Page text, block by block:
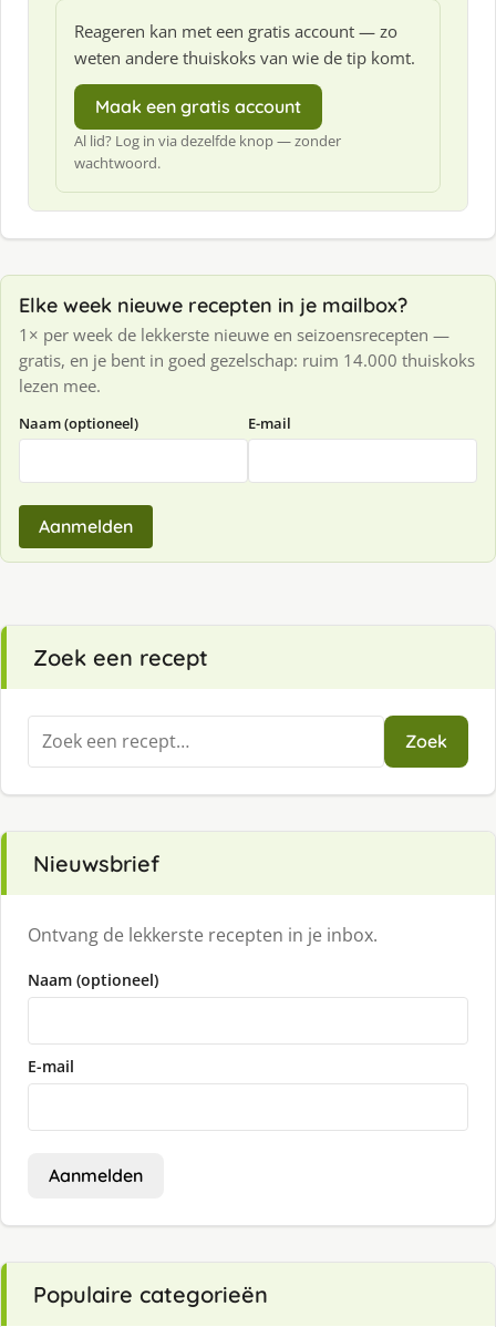
Reageren kan met een gratis account — zo
weten andere thuiskoks van wie de tip komt.
Maak een gratis account
Al lid? Log in via dezelfde knop — zonder
wachtwoord.
Elke week nieuwe recepten in je mailbox?
1× per week de lekkerste nieuwe en seizoensrecepten —
gratis, en je bent in goed gezelschap: ruim 14.000 thuiskoks
lezen mee.
Naam (optioneel) E-mail
Aanmelden
Zoek een recept
Zoeken
naar:
Zoek
Nieuwsbrief
Ontvang de lekkerste recepten in je inbox.
Naam (optioneel)
E-mail
Aanmelden
Populaire categorieën